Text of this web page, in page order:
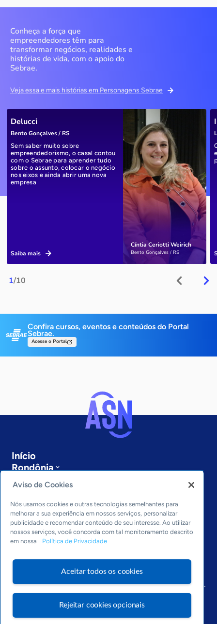
Conheça a força que
empreendedores têm para
transformar negócios, realidades e
histórias de vida, com o apoio do
Sebrae.
Veja essa e mais histórias em Personagens Sebrae
1/10
Cíntia Ceriotti Weirich
Bento Gonçalves / RS
Delucci
Bento Gonçalves / RS
Sem saber muito sobre
empreendedorismo, o casal contou
com o Sebrae para aprender tudo
sobre o assunto, colocar o negócio
nos eixos e ainda abrir uma nova
empresa
Saiba mais
Confira cursos, eventos e conteúdos do Portal
Sebrae.
Acesse o Portal
Início
Rondônia
Sobre a ASN
Últimas notícias
Entre em contato
Editorias
Economia & Política
Inovação & Tecnologia
Cultura empreendedora
Arquivo
Aviso de Cookies
Nós usamos cookies e outras tecnologias semelhantes para
melhorar a sua experiência em nossos serviços, personalizar
publicidade e recomendar conteúdo de seu interesse. Ao utilizar
nossos serviços, você concorda com tal monitoramento descrito
em nossa
Política de Privacidade
Aceitar todos os cookies
Rejeitar cookies opcionais